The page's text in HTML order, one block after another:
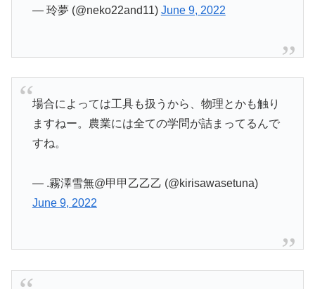
— 玲夢 (@neko22and11) June 9, 2022
場合によっては工具も扱うから、物理とかも触り
ますねー。農業には全ての学問が詰まってるんで
すね。
— .霧澤雪無@甲甲乙乙乙 (@kirisawasetuna)
June 9, 2022